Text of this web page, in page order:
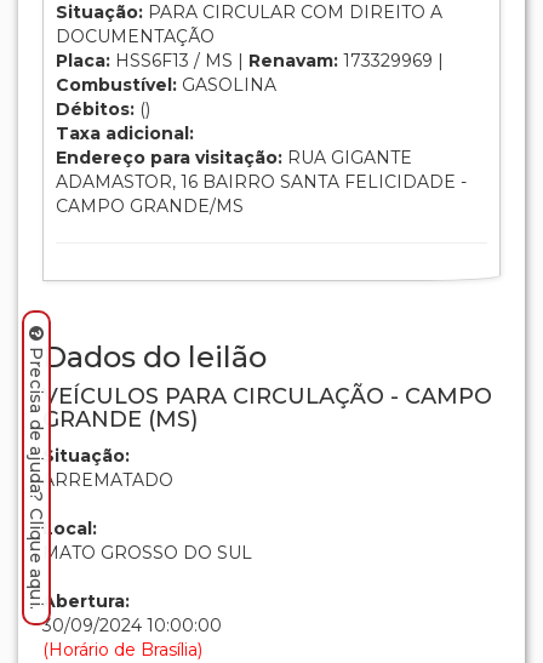
Situação: PARA CIRCULAR COM DIREITO A
DOCUMENTAÇÃO
Placa: HSS6F13 / MS | Renavam: 173329969 |
Combustível: GASOLINA
Débitos: ()
Taxa adicional:
Endereço para visitação: RUA GIGANTE
ADAMASTOR, 16 BAIRRO SANTA FELICIDADE -
CAMPO GRANDE/MS
Dados do leilão
VEÍCULOS PARA CIRCULAÇÃO - CAMPO
GRANDE (MS)
Situação:
ARREMATADO
Local:
MATO GROSSO DO SUL
Abertura:
30/09/2024 10:00:00
(Horário de Brasília)
Precisa de ajuda? Clique aqui.